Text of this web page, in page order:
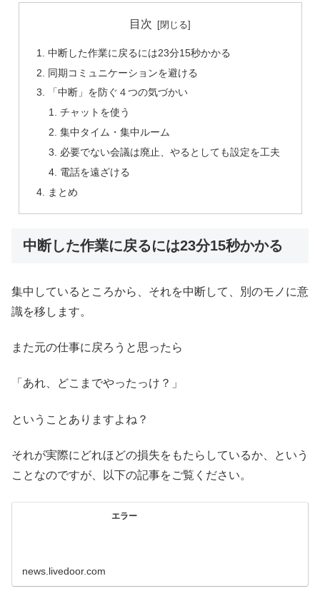
目次
中断した作業に戻るには23分15秒かかる
同期コミュニケーションを避ける
「中断」を防ぐ４つの気づかい
チャットを使う
集中タイム・集中ルーム
必要でない会議は廃止、やるとしても設定を工夫
電話を遠ざける
まとめ
中断した作業に戻るには23分15秒かかる
集中しているところから、それを中断して、別のモノに意
識を移します。
また元の仕事に戻ろうと思ったら
「あれ、どこまでやったっけ？」
ということありますよね？
それが実際にどれほどの損失をもたらしているか、という
ことなのですが、以下の記事をご覧ください。
エラー
news.livedoor.com